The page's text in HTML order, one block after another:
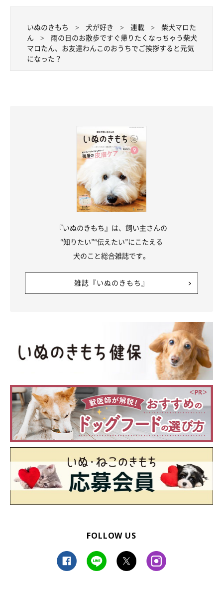
いぬのきもち 犬が好き 連載
柴犬マロた
ん
雨の日のお散歩ですぐ帰りたくなっちゃう柴犬
マロたん、お友達わんこのおうちでご挨拶すると元気
になった？
『いぬのきもち』は、飼い主さんの
“知りたい”“伝えたい”にこたえる
犬のこと総合雑誌です。
雑誌『いぬのきもち』
FOLLOW US